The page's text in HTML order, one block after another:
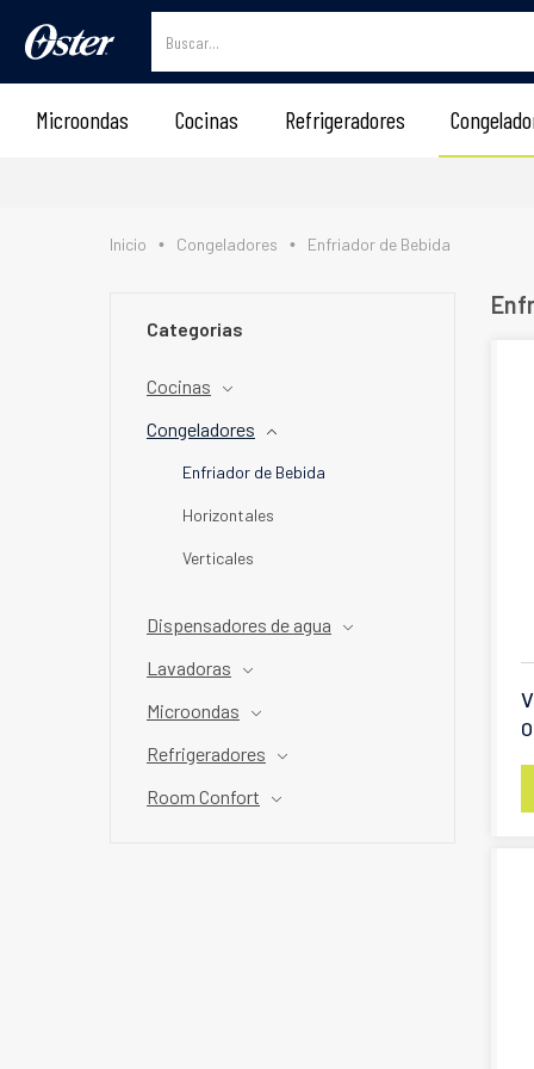
Microondas Cocinas Refrigeradores
https://osterlineablanca.com/
Inicio • Congeladores • Enfriador de Bebida
Categorias
Cocinas
Congeladores
Enfriador de Bebida
Horizontales
Verticales
Dispensadores de agua
Lavadoras
Microondas
Refrigeradores
Room Confort